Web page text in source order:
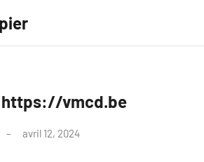
https://vmcd.be
avril 12, 2024